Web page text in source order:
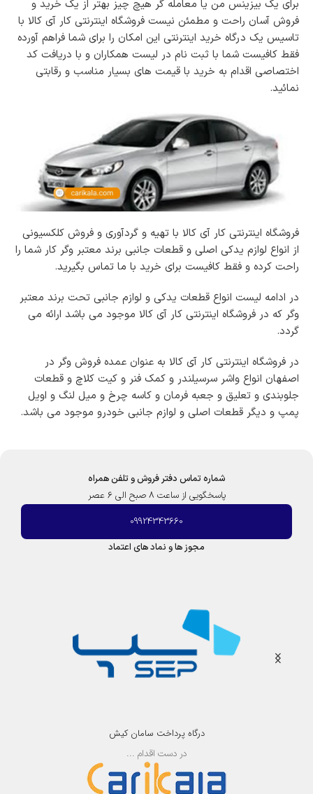
برای یک بیزینس من یا معامله گر هیچ چیز بهتر از یک خرید و
فروش آسان راحت و مطمئن نیست فروشگاه اینترنتی کار آی کالا با
تاسیس یک درگاه خرید اینترنتی این امکان را برای شما فراهم آورده
فقط کافیست شما با ثبت نام در لیست همکاران و با دریافت کد
اختصاصی اقدام به خرید با قیمت های بسیار مناسب و رقابتی
نمائید.
فروشگاه اینترنتی کار آی کالا با تهیه و گردآوری و فروش کلکسیونی
از انواع لوازم یدکی اصلی و قطعات جانبی برند معتبر وگر کار شما را
راحت کرده و فقط کافیست برای خرید با ما تماس بگیرید.
در ادامه لیست انواع قطعات یدکی و لوازم جانبی تحت برند معتبر
وگر که در فروشگاه اینترنتی کار آی کالا موجود می باشد ارائه می
گردد.
در فروشگاه اینترنتی کار آی کالا به عنوان عمده فروش وگر در
اصفهان انواع واشر سرسیلندر و کمک فنر و کیت کلاچ و قطعات
جلوبندی و تعلیق و جعبه فرمان و کاسه چرخ و میل لنگ و اویل
پمپ و دیگر قطعات اصلی و لوازم جانبی خودرو موجود می باشد.
شماره تماس دفتر فروش و تلفن همراه
پاسخگویی از ساعت 8 صبح الی 6 عصر
09924343660
مجوز ها و نماد های اعتماد
درگاه پرداخت سامان کیش
در دست اقدام ...